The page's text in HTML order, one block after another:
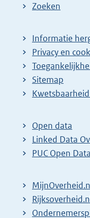
Zoeken
Informatie
Privacy en
Sitemap
E
t
e
r
l
i
Open data
Linked Data
PUC Open Data
E
x
E